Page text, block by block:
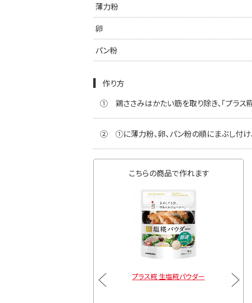
薄力粉
卵
パン粉
作り方
①
鶏ささみはかたい筋を取り除き、「プラス
② ①に薄力粉、卵、パン粉の順にまぶし付
こちらの商品で作れます
プラス糀 生塩糀パウダー